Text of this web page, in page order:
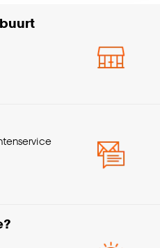
deze keuze altijd nog